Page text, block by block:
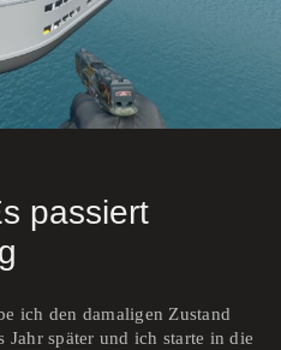
passiert
ich den damaligen Zustand
Jahr später und ich starte in die